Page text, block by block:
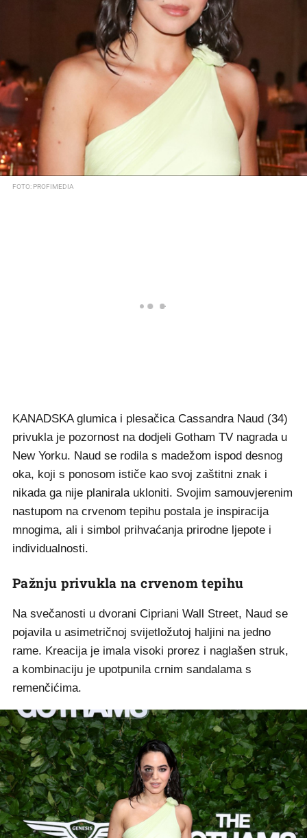
FOTO: PROFIMEDIA
KANADSKA glumica i plesačica Cassandra Naud (34)
privukla je pozornost na dodjeli Gotham TV nagrada u
New Yorku. Naud se rodila s madežom ispod desnog
oka, koji s ponosom ističe kao svoj zaštitni znak i
nikada ga nije planirala ukloniti. Svojim samouvjerenim
nastupom na crvenom tepihu postala je inspiracija
mnogima, ali i simbol prihvaćanja prirodne ljepote i
individualnosti.
Pažnju privukla na crvenom tepihu
Na svečanosti u dvorani Cipriani Wall Street, Naud se
pojavila u asimetričnoj svijetložutoj haljini na jedno
rame. Kreacija je imala visoki prorez i naglašen struk,
a kombinaciju je upotpunila crnim sandalama s
remenčićima.